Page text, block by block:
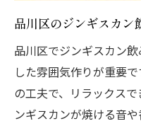
品川区のジンギスカン
品川区でジンギスカン
した雰囲気作りが重要
の工夫で、リラックス
ンギスカンが焼ける音